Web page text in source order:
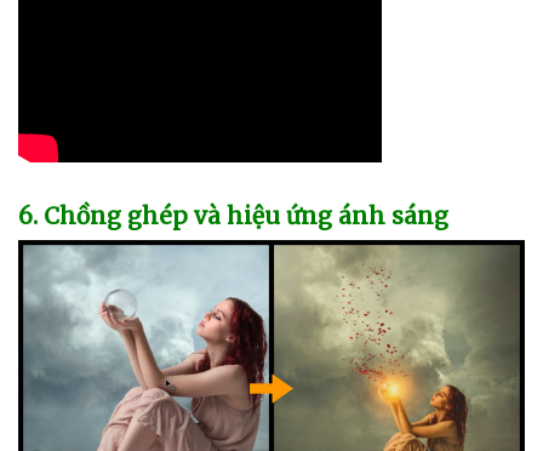
6. Chồng ghép và hiệu ứng ánh sáng